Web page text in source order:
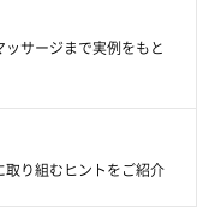
いる3匹の猫のうち、
だけなのだそうです。
サージまで実例をもと
り組むヒントをご紹介